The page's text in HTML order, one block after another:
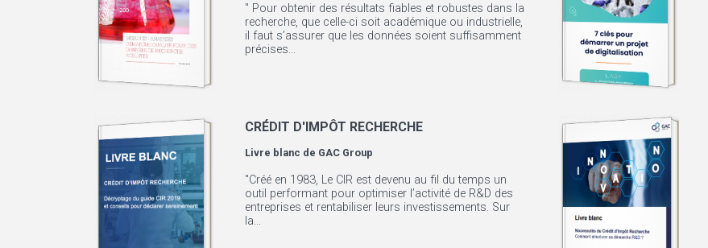
" Pour obtenir des résultats fiables et robustes dans la
recherche, que celle-ci soit académique ou industrielle,
il faut s’assurer que les données soient suffisamment
précises...
CRÉDIT D'IMPÔT RECHERCHE
Livre blanc de GAC Group
"Créé en 1983, Le CIR est devenu au fil du temps un
outil performant pour optimiser l’activité de R&D des
entreprises et rentabiliser leurs investissements. Sur
la...